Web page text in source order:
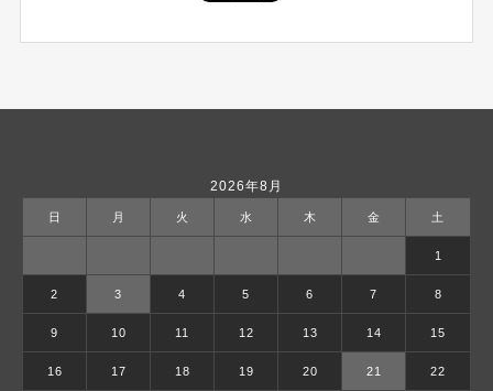
2026年8月
日 月 火 水 木 金 土
1
2 3 4 5 6 7 8
9 10 11 12 13 14 15
16 17 18 19 20 21 22